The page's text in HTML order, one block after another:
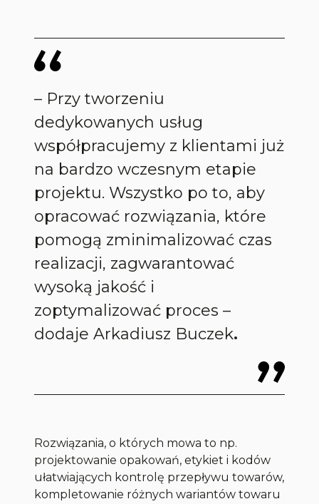
– Przy tworzeniu
dedykowanych usług
współpracujemy z klientami już
na bardzo wczesnym etapie
projektu. Wszystko po to, aby
opracować rozwiązania, które
pomogą zminimalizować czas
realizacji, zagwarantować
wysoką jakość i
zoptymalizować proces–
dodaje Arkadiusz Buczek.
Rozwiązania, o których mowa to np.
projektowanie opakowań, etykiet i kodów
ułatwiających kontrolę przepływu towarów,
kompletowanie różnych wariantów towaru